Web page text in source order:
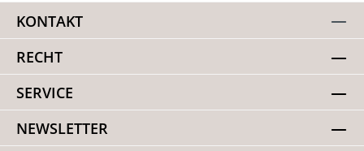
KONTAKT
RECHT
SERVICE
NEWSLETTER